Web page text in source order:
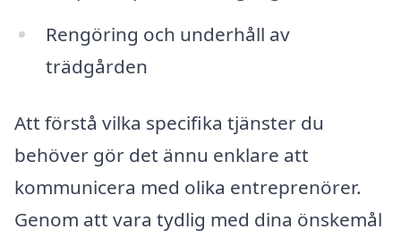
Rengöring och underhåll av
trädgården
Att förstå vilka specifika tjänster du
behöver gör det ännu enklare att
kommunicera med olika entreprenörer.
Genom att vara tydlig med dina önskemål